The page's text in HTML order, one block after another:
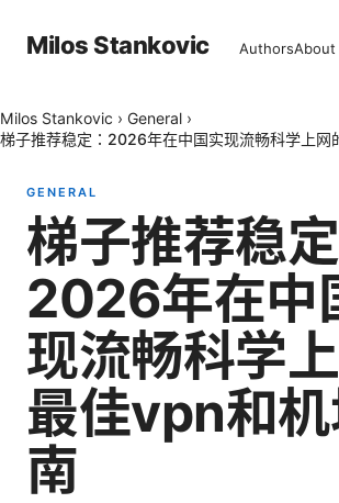
Milos Stankovic Authors
Milos Stankovic › General ›
梯子推荐稳定：2026年在中国实现流畅科学上网
GENERAL
梯子推荐稳定
2026年在中
现流畅科学
最佳vpn和
南